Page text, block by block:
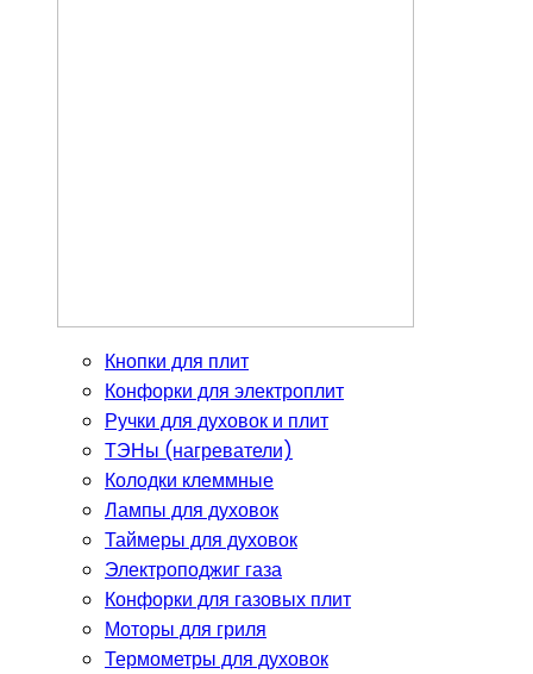
Кнопки для плит
Конфорки для электроплит
Ручки для духовок и плит
ТЭНы (нагреватели)
Колодки клеммные
Лампы для духовок
Таймеры для духовок
Электроподжиг газа
Конфорки для газовых плит
Моторы для гриля
Термометры для духовок